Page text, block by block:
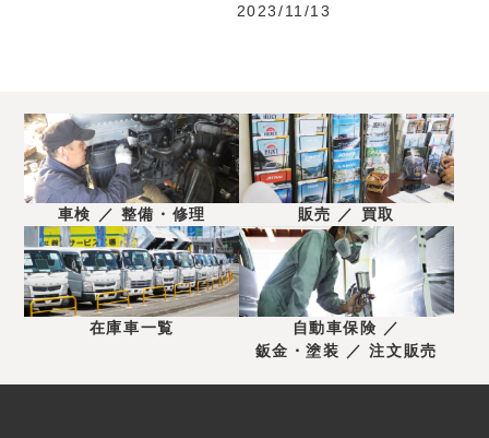
2023/11/13
車検 ／ 整備・修理 販売 ／ 買取
在庫車一覧
自動車保険 ／
鈑金・塗装 ／ 注文販売